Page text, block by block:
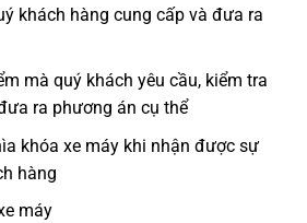
khách hàng cung cấp và đưa ra
mà quý khách yêu cầu, kiểm tra
ra phương án cụ thể
khóa xe máy khi nhận được sự
hàng
máy